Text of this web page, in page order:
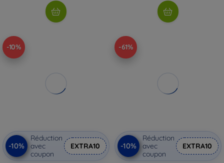
-10%
-10%
Réduction
avec
coupon
EXTRA10
-61%
-10%
Réduction
avec
coupon
EXTRA10